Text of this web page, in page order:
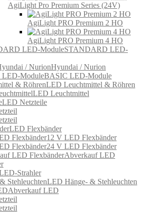
AgiLight Pro Premium Series (24V)
AgiLight PRO Premium 2 HO
AgiLight PRO Premium 4 HO
STANDARD LED-
Hyundai / Nurion
BASIC LED-Module
LED Leuchtmittel & Röhren
LED Leuchtmittel
LED Netzteile
LED Flexbänder
12 V LED Flexbänder
24 V LED Flexbänder
Abverkauf LED
Strahler
LED Hänge- & Stehleuchten
Abverkauf LED